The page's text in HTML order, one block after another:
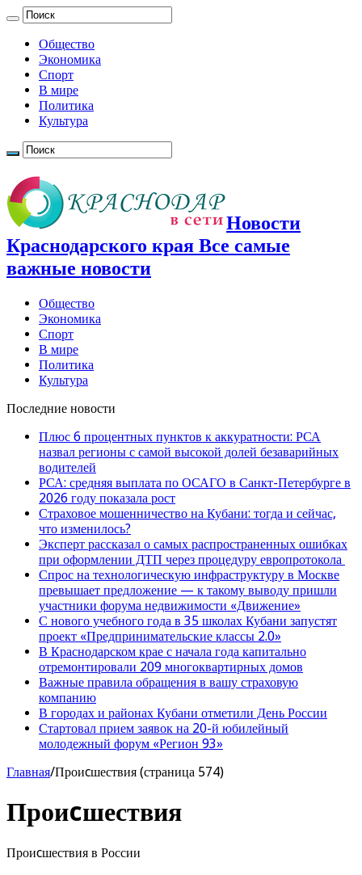
Общество
Экономика
Спорт
В мире
Политика
Культура
Новости
Краснодарского края Все самые
важные новости
Общество
Экономика
Спорт
В мире
Политика
Культура
Последние новости
Плюс 6 процентных пунктов к аккуратности: РСА
назвал регионы с самой высокой долей безаварийных
водителей
РСА: средняя выплата по ОСАГО в Санкт-Петербурге в
2026 году показала рост
Страховое мошенничество на Кубани: тогда и сейчас,
что изменилось?
Эксперт рассказал о самых распространенных ошибках
при оформлении ДТП через процедуру европротокола
Спрос на технологическую инфраструктуру в Москве
превышает предложение — к такому выводу пришли
участники форума недвижимости «Движение»
С нового учебного года в 35 школах Кубани запустят
проект «Предпринимательские классы 2.0»
В Краснодарском крае с начала года капитально
отремонтировали 209 многоквартирных домов
Важные правила обращения в вашу страховую
компанию
В городах и районах Кубани отметили День России
Стартовал прием заявок на 20-й юбилейный
молодежный форум «Регион 93»
Главная/Проиcшествия (страница 574)
Проиcшествия
Проиcшествия в России